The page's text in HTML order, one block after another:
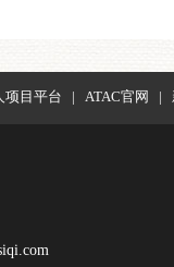
项目平台 | ATAC官网 |